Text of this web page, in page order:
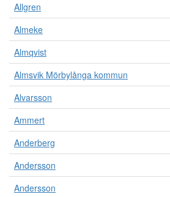
a
f
r
ö
n
n
Allgren
Almeke
Almqvist
Almsvik Mörbylånga kommun
Alvarsson
Ammert
Anderberg
Andersson
Andersson